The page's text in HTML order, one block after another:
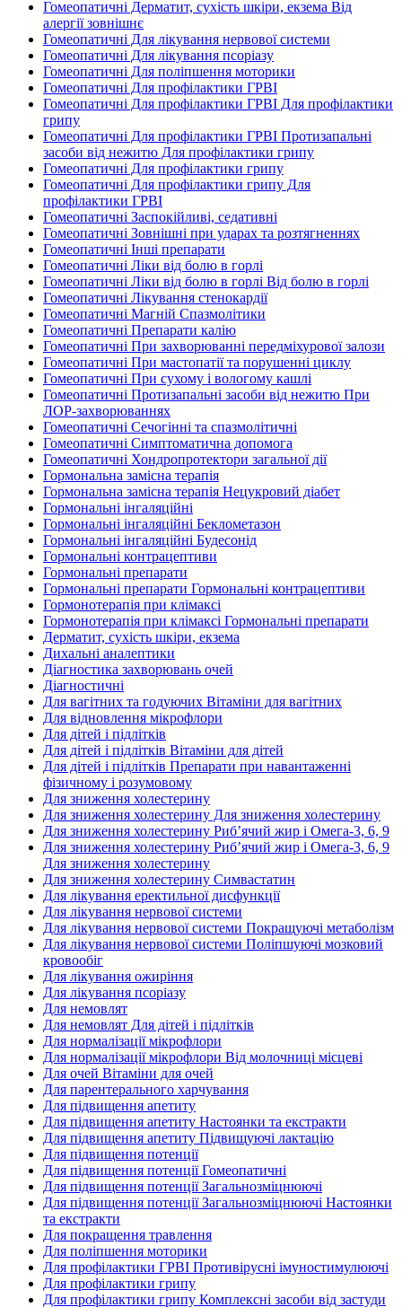
Гомеопатичні Дерматит, сухість шкіри, екзема Від
алергії зовнішнє
Гомеопатичні Для лікування нервової системи
Гомеопатичні Для лікування псоріазу
Гомеопатичні Для поліпшення моторики
Гомеопатичні Для профілактики ГРВІ
Гомеопатичні Для профілактики ГРВІ Для профілактики
грипу
Гомеопатичні Для профілактики ГРВІ Протизапальні
засоби від нежитю Для профілактики грипу
Гомеопатичні Для профілактики грипу
Гомеопатичні Для профілактики грипу Для
профілактики ГРВІ
Гомеопатичні Заспокійливі, седативні
Гомеопатичні Зовнішні при ударах та розтягненнях
Гомеопатичні Інші препарати
Гомеопатичні Ліки від болю в горлі
Гомеопатичні Ліки від болю в горлі Від болю в горлі
Гомеопатичні Лікування стенокардії
Гомеопатичні Магній Спазмолітики
Гомеопатичні Препарати калію
Гомеопатичні При захворюванні передміхурової залози
Гомеопатичні При мастопатії та порушенні циклу
Гомеопатичні При сухому і вологому кашлі
Гомеопатичні Протизапальні засоби від нежитю При
ЛОР-захворюваннях
Гомеопатичні Сечогінні та спазмолітичні
Гомеопатичні Симптоматична допомога
Гомеопатичні Хондропротектори загальної дії
Гормональна замісна терапія
Гормональна замісна терапія Нецукровий діабет
Гормональні інгаляційні
Гормональні інгаляційні Беклометазон
Гормональні інгаляційні Будесонід
Гормональні контрацептиви
Гормональні препарати
Гормональні препарати Гормональні контрацептиви
Гормонотерапія при клімаксі
Гормонотерапія при клімаксі Гормональні препарати
Дерматит, сухість шкіри, екзема
Дихальні аналептики
Діагностика захворювань очей
Діагностичні
Для вагітних та годуючих Вітаміни для вагітних
Для відновлення мікрофлори
Для дітей і підлітків
Для дітей і підлітків Вітаміни для дітей
Для дітей і підлітків Препарати при навантаженні
фізичному і розумовому
Для зниження холестерину
Для зниження холестерину Для зниження холестерину
Для зниження холестерину Риб’ячий жир і Омега-3, 6, 9
Для зниження холестерину Риб’ячий жир і Омега-3, 6, 9
Для зниження холестерину
Для зниження холестерину Симвастатин
Для лікування еректильної дисфункції
Для лікування нервової системи
Для лікування нервової системи Покращуючі метаболізм
Для лікування нервової системи Поліпшуючі мозковий
кровообіг
Для лікування ожиріння
Для лікування псоріазу
Для немовлят
Для немовлят Для дітей і підлітків
Для нормалізації мікрофлори
Для нормалізації мікрофлори Від молочниці місцеві
Для очей Вітаміни для очей
Для парентерального харчування
Для підвищення апетиту
Для підвищення апетиту Настоянки та екстракти
Для підвищення апетиту Підвищуючі лактацію
Для підвищення потенції
Для підвищення потенції Гомеопатичні
Для підвищення потенції Загальнозміцнюючі
Для підвищення потенції Загальнозміцнюючі Настоянки
та екстракти
Для покращення травлення
Для поліпшення моторики
Для профілактики ГРВІ Противірусні імуностимулюючі
Для профілактики грипу
Для профілактики грипу Комплексні засоби від застуди